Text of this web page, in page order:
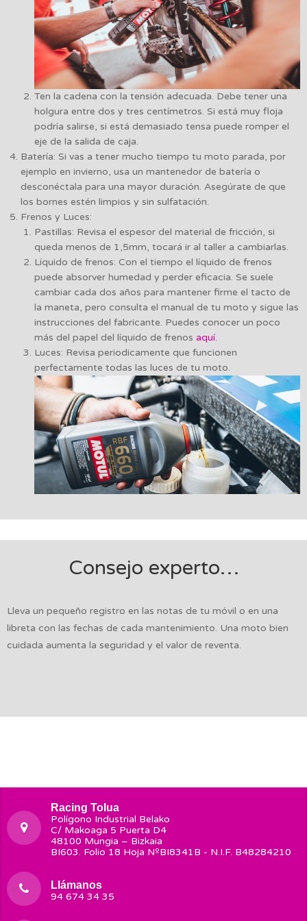
Ten la cadena con la tensión adecuada. Debe tener una
holgura entre dos y tres centímetros. Si está muy floja
podría salirse, si está demasiado tensa puede romper el
eje de la salida de caja.
Batería: Si vas a tener mucho tiempo tu moto parada, por
ejemplo en invierno, usa un mantenedor de batería o
desconéctala para una mayor duración. Asegúrate de que
los bornes estén limpios y sin sulfatación.
Frenos y Luces:
Pastillas: Revisa el espesor del material de fricción, si
queda menos de 1,5mm, tocará ir al taller a cambiarlas.
Líquido de frenos: Con el tiempo el líquido de frenos
puede absorver humedad y perder eficacia. Se suele
cambiar cada dos años para mantener firme el tacto de
la maneta, pero consulta el manual de tu moto y sigue las
instrucciones del fabricante. Puedes conocer un poco
más del papel del líquido de frenos aquí.
Luces: Revisa periodicamente que funcionen
perfectamente todas las luces de tu moto.
Consejo experto…
Lleva un pequeño registro en las notas de tu móvil o en una
libreta con las fechas de cada mantenimiento. Una moto bien
cuidada aumenta la seguridad y el valor de reventa.
Racing Tolua
Polígono Industrial Belako
C/ Makoaga 5 Puerta D4
48100 Mungia – Bizkaia
BI603. Folio 18 Hoja NºBI8341B - N.I.F. B48284210
Llámanos
94 674 34 35